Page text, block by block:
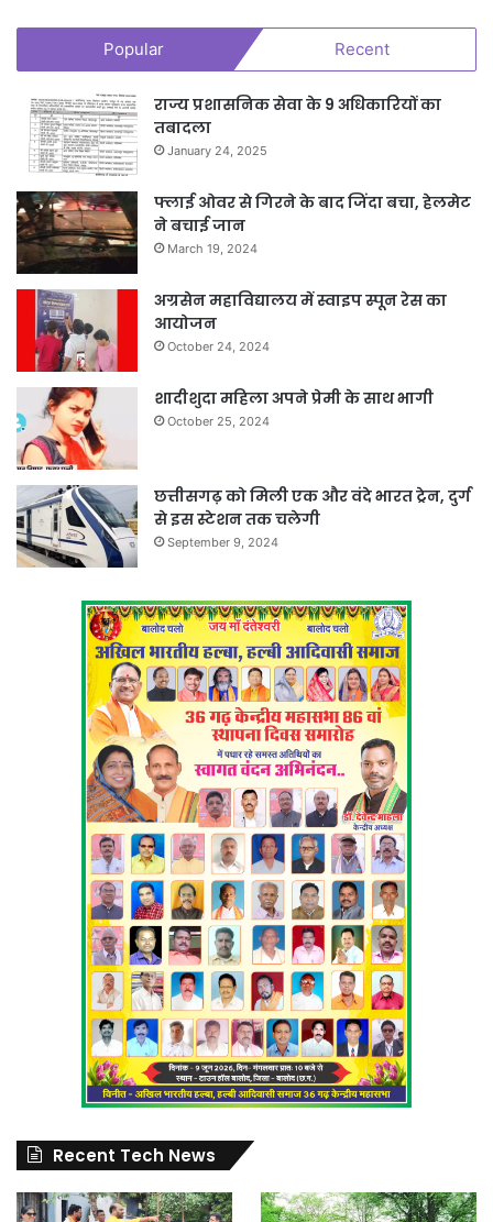
Popular Recent
राज्य प्रशासनिक सेवा के 9 अधिकारियों का
तबादला
January 24, 2025
फ्लाई ओवर से गिरने के बाद जिंदा बचा, हेलमेट
ने बचाई जान
March 19, 2024
अग्रसेन महाविद्यालय में स्वाइप स्पून रेस का
आयोजन
October 24, 2024
शादीशुदा महिला अपने प्रेमी के साथ भागी
October 25, 2024
छत्तीसगढ़ को मिली एक और वंदे भारत ट्रेन, दुर्ग
से इस स्टेशन तक चलेगी
September 9, 2024
Recent Tech News